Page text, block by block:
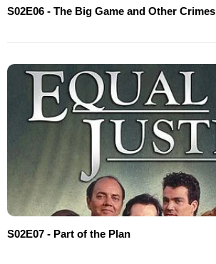
S02E06 - The Big Game and Other Crimes
S02E07 - Part of the Plan